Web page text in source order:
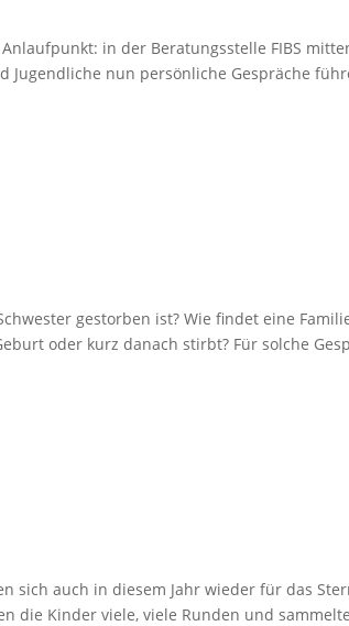
in der Beratungsstelle FIBS
nun persönliche Gespräche
gestorben ist? Wie findet eine
oder kurz danach stirbt? Für solche
sich auch in diesem Jahr wieder für das
die Kinder viele, viele Runden und